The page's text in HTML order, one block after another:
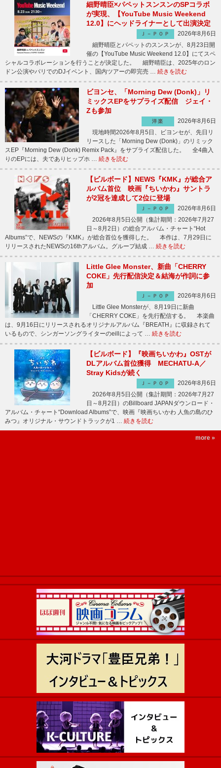
細野晴臣×パペットスンスンのSPコラボ
が実現、【YouTube Music Weekend
12.0】にヘッドライナーとして出演決定
Ｊ－ＰＯＰ
2026年8月6日
細野晴臣とパペットのスンスンが、8月23日開
催の【YouTube Music Weekend 12.0】にてスペ
シャルコラボレーションを行うことが決定した。 細野晴臣は、2025年のロン
ドン公演やパリでのDJイベント、国内ツアーの即完売 … 続きを読む
ビヨンセ、「Morning Dew (Donk)」リ
ミックスEPをサプライズ配信 ジェイ・
Zも参加
洋楽
2026年8月6日
現地時間2026年8月5日、ビヨンセが、先日リ
リースした「Morning Dew (Donk)」のリミック
スEP『Morning Dew (Donk) Remix Pack』をサプライズ配信した。 全4曲入
りのEPには、夫でありヒップホ … 続きを読む
【ビルボード】NEWS『KMK』が総合ア
ルバム首位 映画『ちいかわ』サントラ
が2冠を達成して2位に登場
Ｊ－ＰＯＰ
2026年8月6日
2026年8月5日公開（集計期間：2026年7月27
日～8月2日）の総合アルバム・チャート“Hot
Albums”で、NEWSの『KMK』が総合首位を獲得した。 本作は、7月29日に
リリースされたNEWSの16thアルバム。グループ結成 … 続きを読む
Little Glee Monster、新曲「CHERRY
COKE」先行配信決定＆結海が作詞に参
加
Ｊ－ＰＯＰ
2026年8月6日
Little Glee Monsterが、8月19日に新曲
「CHERRY COKE」を先行配信する。 本楽曲
は、9月16日にリリースされるオリジナルアルバム『BREATH』に収録されて
いるもので、シンガーソングライターのeillによって … 続きを読む
【ビルボード】『映画ちいかわ』OSTが
DLアルバム首位獲得 MECHATU-A／
Stray Kidsが続く
Ｊ－ＰＯＰ
2026年8月6日
2026年8月5日公開（集計期間：2026年7月27
日～8月2日）のBillboard JAPANダウンロード・
アルバム・チャート“Download Albums”で、映画『映画ちいかわ 人魚の島のひ
みつ』オリジナル・サウンドトラックが1 … 続きを読む
more »